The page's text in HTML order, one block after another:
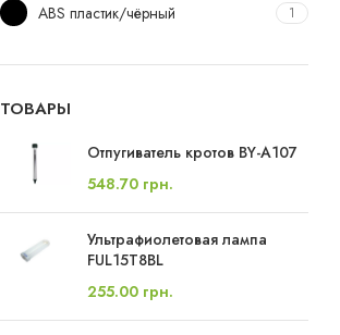
ABS пластик/чёрный 1
ТОВАРЫ
Отпугиватель кротов BY-A107
548.70 грн.
Ультрафиолетовая лампа
FUL15T8BL
255.00 грн.